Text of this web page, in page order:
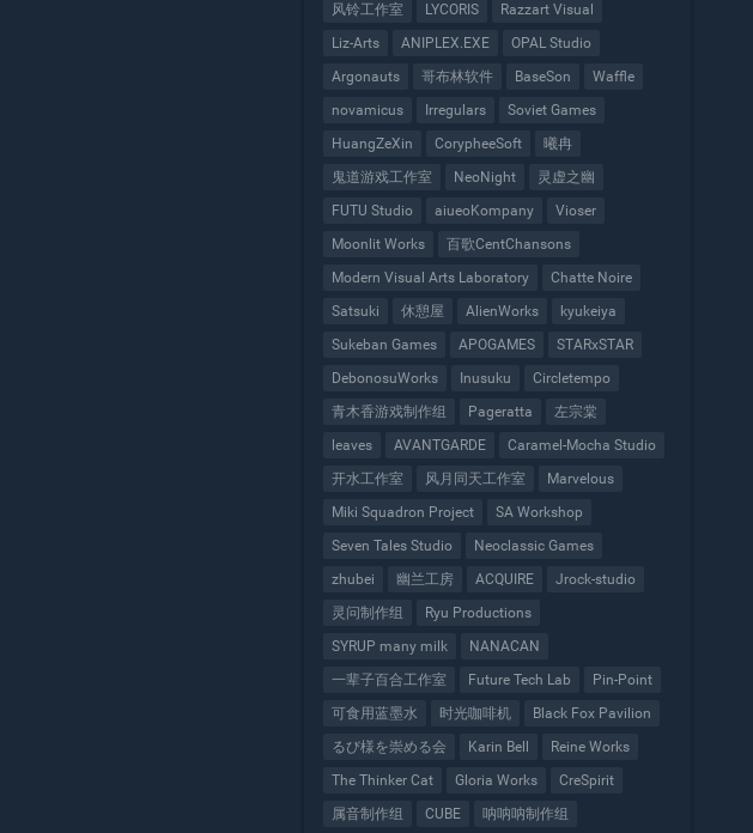
风铃工作室
LYCORIS
Razzart Visual
Liz-Arts
ANIPLEX.EXE
OPAL Studio
Argonauts
哥布林软件 BaseSon
Waffle
novamicus
Irregulars
Soviet Games
HuangZeXin
CorypheeSoft
曦冉
鬼道游戏工作室
NeoNight
灵虚之幽
FUTU Studio
aiueoKompany
Vioser
Moonlit Works
百歌CentChansons
Modern Visual Arts Laboratory
Chatte Noire
Satsuki
休憩屋 AlienWorks
kyukeiya
Sukeban Games
APOGAMES
STARxSTAR
DebonosuWorks
Inusuku
Circletempo
青木香游戏制作组
Pageratta
左宗棠
leaves
AVANTGARDE
Caramel-Mocha Studio
开水工作室
风月同天工作室
Marvelous
Miki Squadron Project
SA Workshop
Seven Tales Studio
Neoclassic Games
zhubei
幽兰工房 ACQUIRE
Jrock-studio
灵问制作组
Ryu Productions
SYRUP many milk
NANACAN
一辈子百合工作室
Future Tech Lab
Pin-Point
可食用蓝墨水
时光咖啡机
Black Fox Pavilion
るび様を崇める会
Karin Bell
Reine Works
The Thinker Cat
Gloria Works
CreSpirit
属音制作组
CUBE 呐呐呐制作组